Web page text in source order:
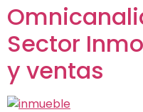
Sector
y ventas